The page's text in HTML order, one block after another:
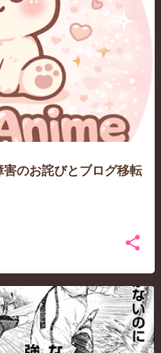
害のお詫びとブログ移転